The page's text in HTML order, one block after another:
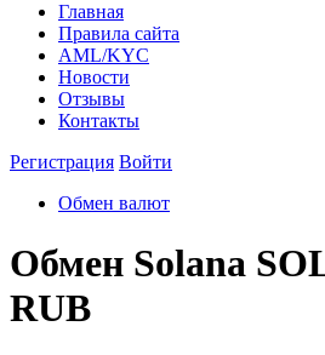
Главная
Правила сайта
AML/KYC
Новости
Отзывы
Контакты
Регистрация Войти
Обмен валют
Обмен Solana
RUB